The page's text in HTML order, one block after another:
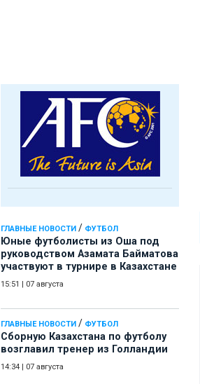
ГЛАВНЫЕ НОВОСТИ / ФУТБОЛ
Юные футболисты из Оша под
руководством Азамата Байматова
участвуют в турнире в Казахстане
15:51 07 августа
ГЛАВНЫЕ НОВОСТИ / ФУТБОЛ
Сборную Казахстана по футболу
возглавил тренер из Голландии
14:34 07 августа